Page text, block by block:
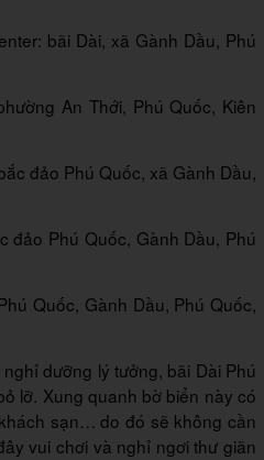
bãi Dài, xã Gành Dầu, Phú
An Thới, Phú Quốc, Kiên
đảo Phú Quốc, xã Gành Dầu,
đảo Phú Quốc, Gành Dầu, Phú
Quốc, Gành Dầu, Phú Quốc,
dưỡng lý tưởng, bãi Dài Phú
lỡ. Xung quanh bờ biển này có
sạn… do đó sẽ không cần
vui chơi và nghỉ ngơi thư giãn